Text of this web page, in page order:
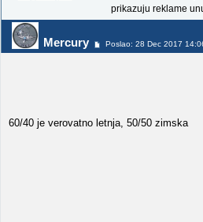
prikazuju reklame
Mercury Poslao: 28 Dec 2017
60/40 je verovatno letnja, 50/50 zimska